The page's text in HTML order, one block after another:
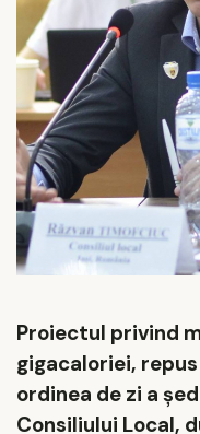
Proiectul privind
gigacaloriei,
ordinea de zi a
Consiliului Local,